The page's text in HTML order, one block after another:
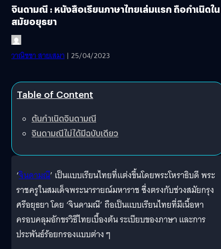
จินดามณี : หนังสือเรียนภาษาไทยเล่มแรก ถือกำเนิดใน
สมัยอยุธยา
วาณิชชา สายเสมา | 25/04/2023
Table of Content
ต้นกำเนิดจินดามณี
จินดามณีไม่ได้มีฉบับเดียว
‘จินดามณี’ เป็นแบบเรียนไทยที่แต่งขึ้นโดยพระโหราธิบดี พระ
ราชครูในสมเด็จพระนารายณ์มหาราช ซึ่งตรงกับช่วงสมัยกรุง
ศรีอยุธยา โดย ‘จินดามณี’ ถือเป็นแบบเรียนไทยที่มีเนื้อหา
ครอบคลุมอักขรวิธีไทยเบื้องต้น ระเบียบของภาษา และการ
ประพันธ์ร้อยกรองแบบต่าง ๆ